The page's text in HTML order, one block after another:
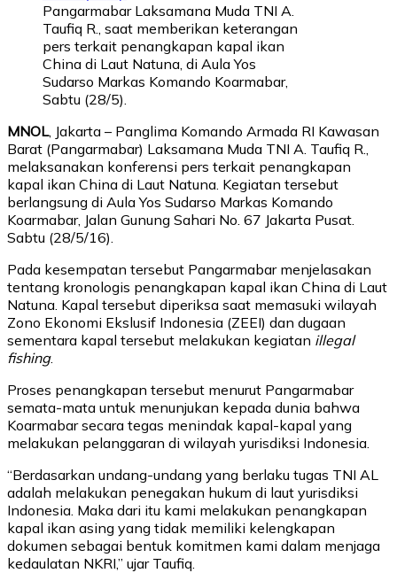
Pangarmabar Laksamana Muda TNI A.
Taufiq R., saat memberikan keterangan
pers terkait penangkapan kapal ikan
China di Laut Natuna, di Aula Yos
Sudarso Markas Komando Koarmabar,
Sabtu (28/5).
MNOL, Jakarta – Panglima Komando Armada RI Kawasan
Barat (Pangarmabar) Laksamana Muda TNI A. Taufiq R.,
melaksanakan konferensi pers terkait penangkapan
kapal ikan China di Laut Natuna. Kegiatan tersebut
berlangsung di Aula Yos Sudarso Markas Komando
Koarmabar, Jalan Gunung Sahari No. 67 Jakarta Pusat.
Sabtu (28/5/16).
Pada kesempatan tersebut Pangarmabar menjelasakan
tentang kronologis penangkapan kapal ikan China di Laut
Natuna. Kapal tersebut diperiksa saat memasuki wilayah
Zono Ekonomi Ekslusif Indonesia (ZEEI) dan dugaan
sementara kapal tersebut melakukan kegiatan illegal
fishing.
Proses penangkapan tersebut menurut Pangarmabar
semata-mata untuk menunjukan kepada dunia bahwa
Koarmabar secara tegas menindak kapal-kapal yang
melakukan pelanggaran di wilayah yurisdiksi Indonesia.
“Berdasarkan undang-undang yang berlaku tugas TNI AL
adalah melakukan penegakan hukum di laut yurisdiksi
Indonesia. Maka dari itu kami melakukan penangkapan
kapal ikan asing yang tidak memiliki kelengkapan
dokumen sebagai bentuk komitmen kami dalam menjaga
kedaulatan NKRI,” ujar Taufiq.